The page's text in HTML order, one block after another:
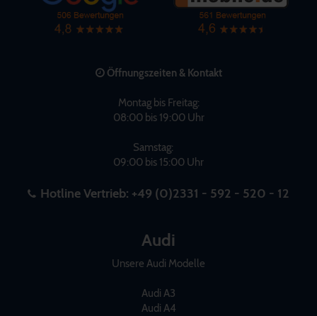
Öffnungszeiten & Kontakt
Montag bis Freitag:
08:00 bis 19:00 Uhr
Samstag:
09:00 bis 15:00 Uhr
Hotline Vertrieb: +49 (0)2331 - 592 - 520 - 12
Audi
Unsere Audi Modelle
Audi A3
Audi A4